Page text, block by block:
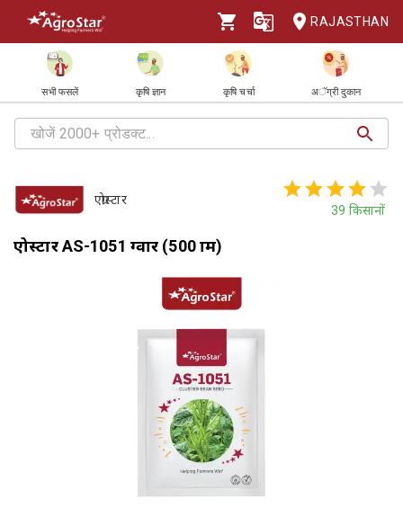
RAJASTHAN
सभी फसलें कृषि ज्ञान कृषि चर्चा अॅग्री दुकान
एग्रोस्टार
39 किसानों
एग्रोस्टार AS-1051 ग्वार (500 ग्राम)